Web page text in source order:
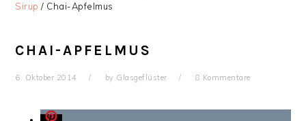
Sirup / Chai-Apfelmus
CHAI-APFELMUS
6. Oktober 2014 by Glasgeflüster 8 Kommentare